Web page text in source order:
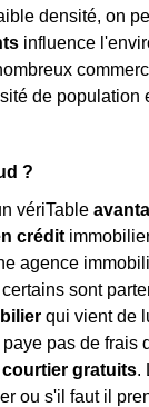
densité, on
influence
de population
?
vériTable
crédit
agence
sont
qui vient de
pas de frais
gratuits.
ou s'il faut il